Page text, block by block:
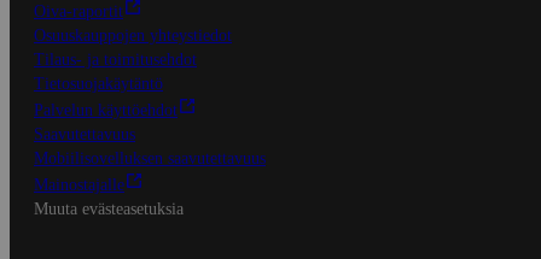
Oiva-raportit
Osuuskauppojen yhteystiedot
Tilaus- ja toimitusehdot
Tietosuojakäytäntö
Palvelun käyttöehdot
Saavutettavuus
Mobiilisovelluksen saavutettavuus
Mainostajalle
Muuta evästeasetuksia